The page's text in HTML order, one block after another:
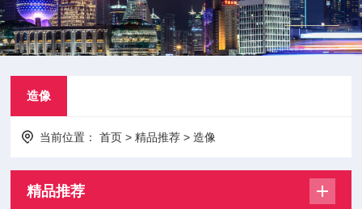
造像
当前位置：首页 >精品推荐 >造像
精品推荐